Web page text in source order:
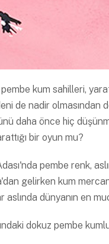
kum sahilleri,
de nadir olmasından
daha önce hiç
bir oyun mu?
pembe renk,
gelirken kum
dünyanın en
dokuz pembe